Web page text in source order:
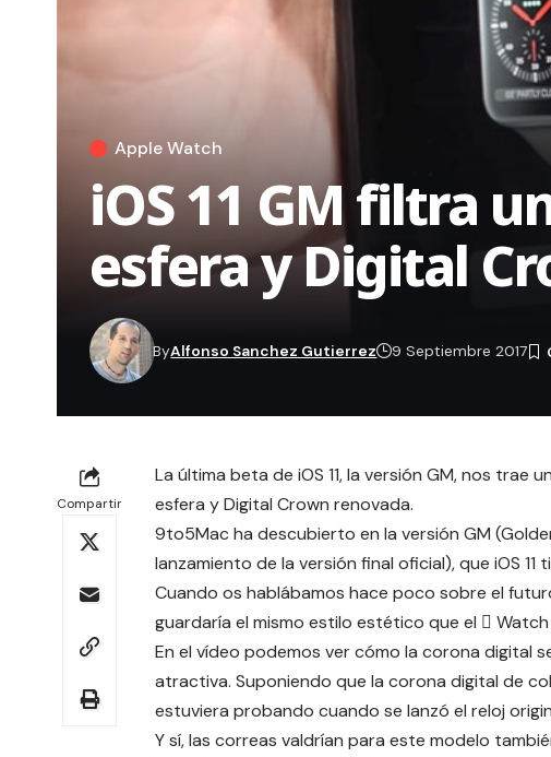
Apple Watch
iOS 11 GM filtra
esfera y Digital
ByAlfonso Sanchez Gutierrez 9 Septiembre 2017
Compartir
La última beta de iOS 11, la versión GM, nos trae
esfera y Digital Crown renovada.
9to5Macha descubierto en la versión GM
lanzamiento de la versión final oficial), que iOS 11
Cuando os hablábamos hace poco sobre el
guardaría el mismo estilo estético que el  Watch
En el vídeo podemos ver cómo la corona digital
atractiva. Suponiendo que la corona digital de
estuviera probando cuando se lanzó el reloj
Y sí, las correas valdrían para este modelo